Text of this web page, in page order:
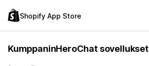
Shopify App Store
KumppaninHeroChat sovellukset